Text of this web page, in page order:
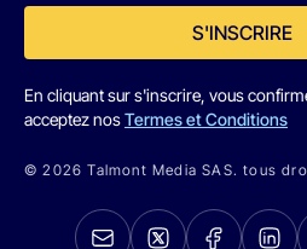
S'INSCRIRE
En cliquant sur s'inscrire, vous
acceptez nosTermes et Conditions
© 2026 Talmont Media SAS. tous